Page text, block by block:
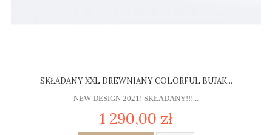
SKŁADANY XXL DREWNIANY COLORFUL BUJAK...
NEW DESIGN 2021! SKŁADANY!!!...
1 290,00 zł